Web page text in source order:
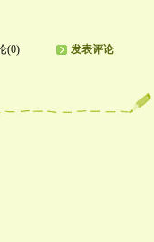
(0) 发表评论